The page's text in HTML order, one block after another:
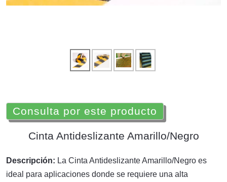
Consulta por este producto
Cinta Antideslizante Amarillo/Negro
Descripción: La Cinta Antideslizante Amarillo/Negro es
ideal para aplicaciones donde se requiere una alta